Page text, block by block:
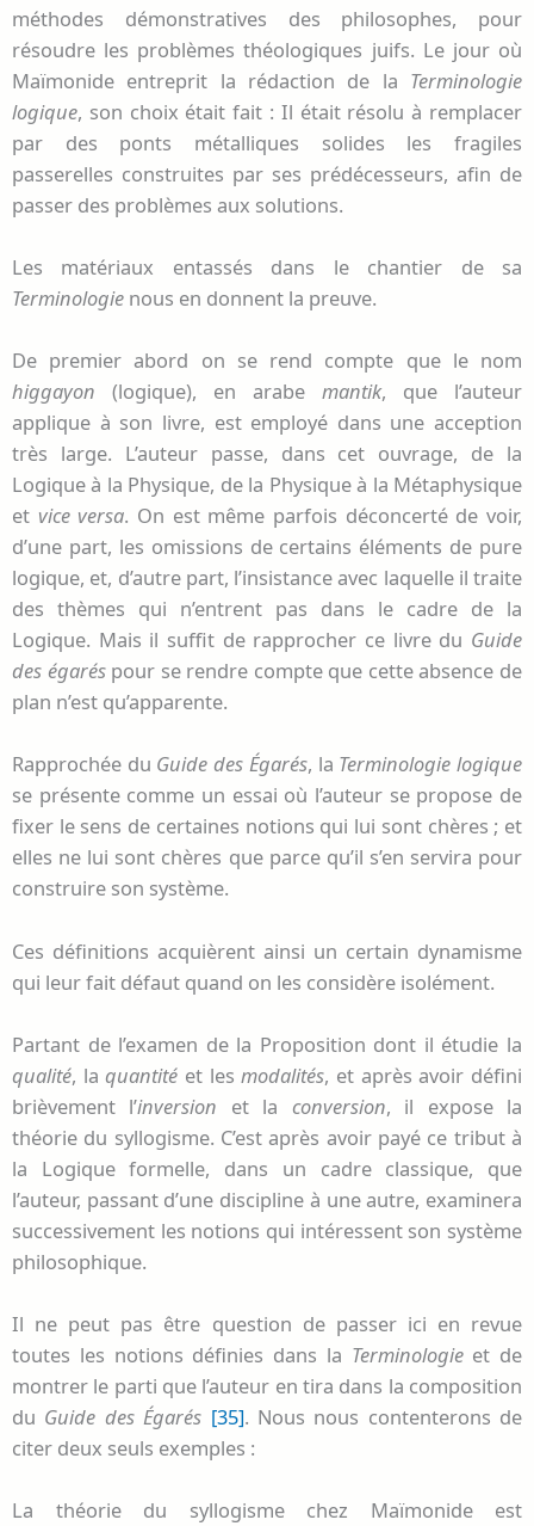
méthodes démonstratives des philosophes, pour
résoudre les problèmes théologiques juifs. Le jour où
Maïmonide entreprit la rédaction de la Terminologie
logique, son choix était fait : Il était résolu à remplacer
par des ponts métalliques solides les fragiles
passerelles construites par ses prédécesseurs, afin de
passer des problèmes aux solutions.
Les matériaux entassés dans le chantier de sa
Terminologie nous en donnent la preuve.
De premier abord on se rend compte que le nom
higgayon (logique), en arabe mantik, que l’auteur
applique à son livre, est employé dans une acception
très large. L’auteur passe, dans cet ouvrage, de la
Logique à la Physique, de la Physique à la Métaphysique
et vice versa. On est même parfois déconcerté de voir,
d’une part, les omissions de certains éléments de pure
logique, et, d’autre part, l’insistance avec laquelle il traite
des thèmes qui n’entrent pas dans le cadre de la
Logique. Mais il suffit de rapprocher ce livre du Guide
des égaréspour se rendre compte que cette absence de
plan n’est qu’apparente.
Rapprochée du Guide des Égarés, la Terminologie logique
se présente comme un essai où l’auteur se propose de
fixer le sens de certaines notions qui lui sont chères ; et
elles ne lui sont chères que parce qu’il s’en servira pour
construire son système.
Ces définitions acquièrent ainsi un certain dynamisme
qui leur fait défaut quand on les considère isolément.
Partant de l’examen de la Proposition dont il étudie la
qualité, la quantité et lesmodalités, et après avoir défini
brièvement l’inversion et la conversion, il expose la
théorie du syllogisme. C’est après avoir payé ce tribut à
la Logique formelle, dans un cadre classique, que
l’auteur, passant d’une discipline à une autre, examinera
successivement les notions qui intéressent son système
philosophique.
Il ne peut pas être question de passer ici en revue
toutes les notions définies dans la Terminologieet de
montrer le parti que l’auteur en tira dans la composition
du Guide des Égarés [35]. Nous nous contenterons de
citer deux seuls exemples :
La théorie du syllogisme chez Maïmonide est